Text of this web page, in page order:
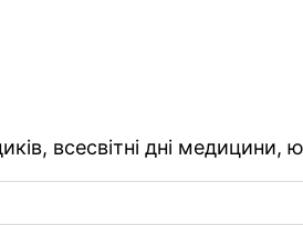
всесвітні дні медицини,